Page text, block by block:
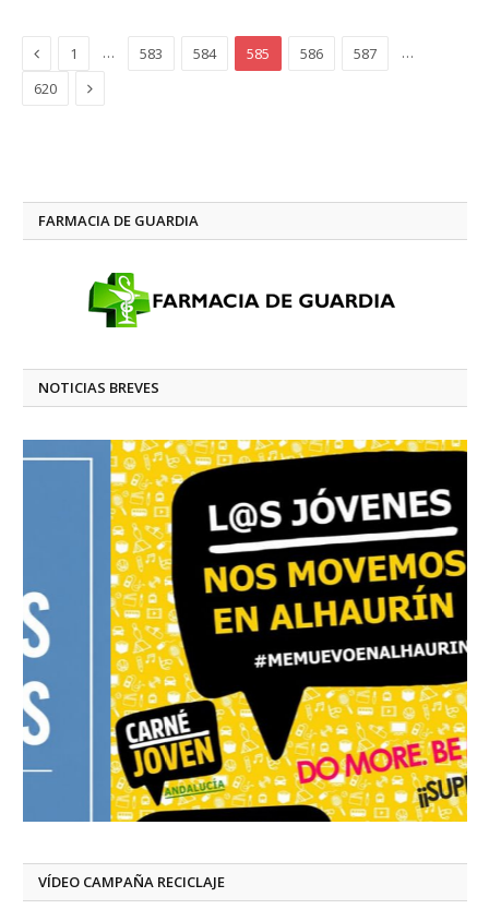
Previous
1 … 583 584 585 586 587
…
620
Next
FARMACIA DE GUARDIA
NOTICIAS BREVES
VÍDEO CAMPAÑA RECICLAJE